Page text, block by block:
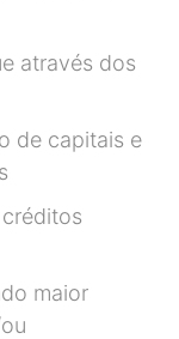
através dos
de capitais e
maior